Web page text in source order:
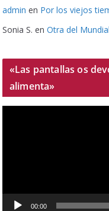
admin en Por los viejos
Sonia S. en Otra del Mundial
«Las pantallas os
alimenta»
00:00